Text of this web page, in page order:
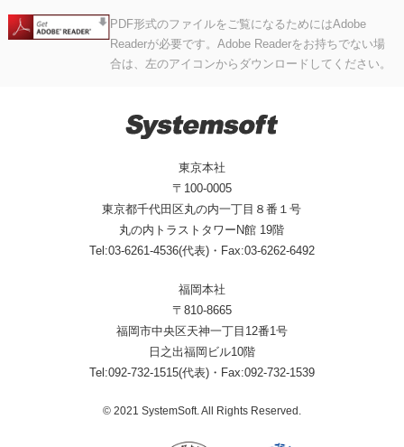
PDF形式のファイルをご覧になるためにはAdobe
Readerが必要です。Adobe Readerをお持ちでない場
合は、左のアイコンからダウンロードしてください。
東京本社
〒100-0005
東京都千代田区丸の内一丁目８番１号
丸の内トラストタワーN館 19階
Tel:03-6261-4536(代表)・Fax:03-6262-6492
福岡本社
〒810-8665
福岡市中央区天神一丁目12番1号
日之出福岡ビル10階
Tel:092-732-1515(代表)・Fax:092-732-1539
© 2021 SystemSoft. All Rights Reserved.